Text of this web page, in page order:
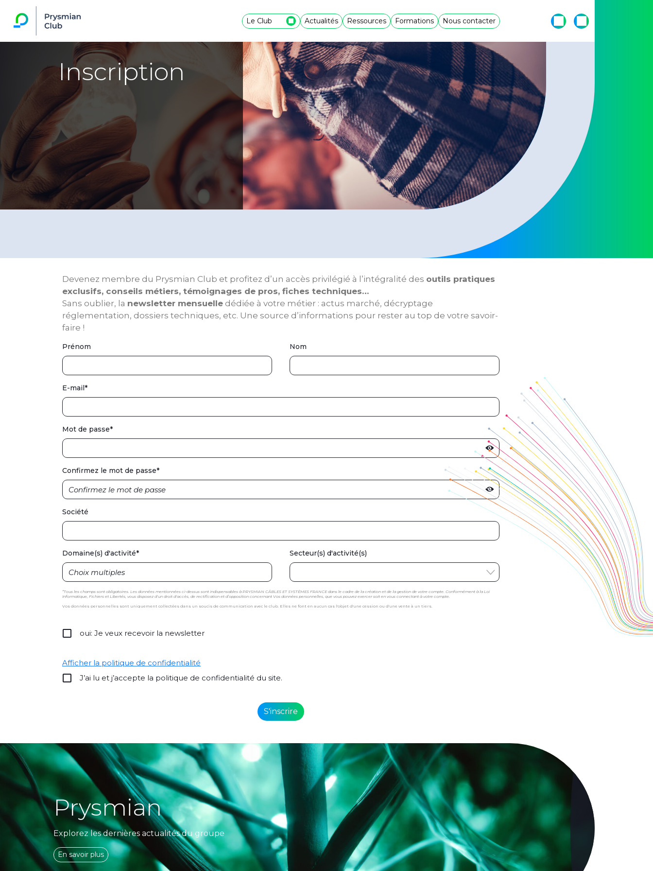
Le Club Actualités Ressources Formations Nous contacter
Inscription
Devenez membre du Prysmian Club et profitez d’un accès privilégié à l’intégralité des outils pratiques
exclusifs, conseils métiers, témoignages de pros, fiches techniques…
Sans oublier, la newsletter mensuelle dédiée à votre métier : actus marché, décryptage
réglementation, dossiers techniques, etc. Une source d’informations pour rester au top de votre savoir-
faire !
Prénom Nom
E-mail*
Mot de passe*
Confirmez le mot de passe*
Société
Domaine(s) d'activité* Secteur(s) d'activité(s)
*Tous les champs sont obligatoires. Les données mentionnées ci-dessus sont indispensables à PRYSMIAN CÂBLES ET SYSTÈMES FRANCE dans le cadre de la création et de la gestion de votre compte. Conformément à la Loi
Informatique, Fichiers et Libertés, vous disposez d'un droit d'accès, de rectification et d’opposition concernant Vos données personnelles, que vous pouvez exercer soit en vous connectant à votre compte.
Vos données personnelles sont uniquement collectées dans un soucis de communication avec le club. Elles ne font en aucun cas l'objet d'une cession ou d'une vente à un tiers.
oui: Je veux recevoir la newsletter
Afficher la politique de confidentialité
J’ai lu et j’accepte la politique de confidentialité du site.
Prysmian
Explorez les dernières actualités du groupe
En savoir plus